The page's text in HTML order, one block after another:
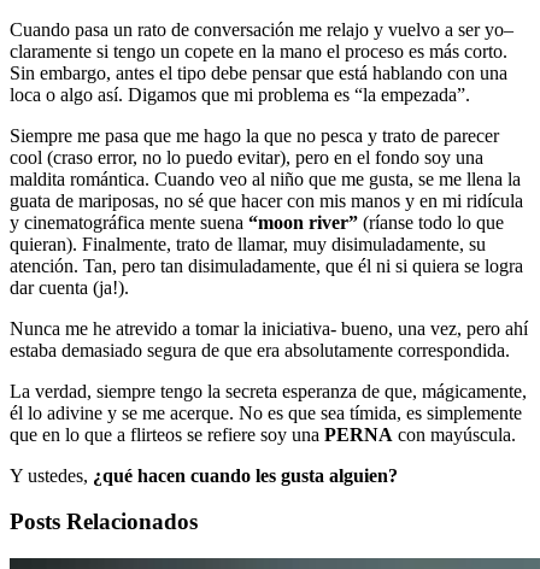
Cuando pasa un rato de conversación me relajo y vuelvo a ser yo–
claramente si tengo un copete en la mano el proceso es más corto.
Sin embargo, antes el tipo debe pensar que está hablando con una
loca o algo así. Digamos que mi problema es “la empezada”.
Siempre me pasa que me hago la que no pesca y trato de parecer
cool (craso error, no lo puedo evitar), pero en el fondo soy una
maldita romántica. Cuando veo al niño que me gusta, se me llena la
guata de mariposas, no sé que hacer con mis manos y en mi ridícula
y cinematográfica mente suena “moon river” (ríanse todo lo que
quieran). Finalmente, trato de llamar, muy disimuladamente, su
atención. Tan, pero tan disimuladamente, que él ni si quiera se logra
dar cuenta (ja!).
Nunca me he atrevido a tomar la iniciativa- bueno, una vez, pero ahí
estaba demasiado segura de que era absolutamente correspondida.
La verdad, siempre tengo la secreta esperanza de que, mágicamente,
él lo adivine y se me acerque. No es que sea tímida, es simplemente
que en lo que a flirteos se refiere soy una PERNA con mayúscula.
Y ustedes, ¿qué hacen cuando les gusta alguien?
Posts Relacionados